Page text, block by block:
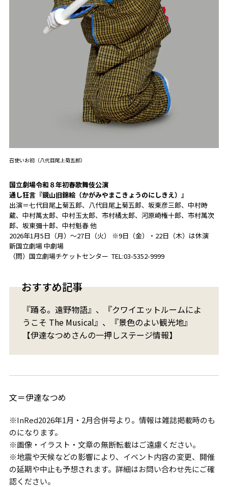
召使いお初（八代目尾上菊五郎）
国立劇場令和８年初春歌舞伎公演
通し狂言『鏡山旧錦絵（かがみやまこきょうのにしきえ）』
出演＝七代目尾上菊五郎、八代目尾上菊五郎、坂東彦三郎、中村時
蔵、中村萬太郎、中村玉太郎、 市村橘太郎、河原崎権十郎、市村萬次
郎、坂東彌十郎、中村魁春 他
2026年1月5日（月）～27日（火） ※9日（金）・22日（木）は休演
新国立劇場 中劇場
（問）国立劇場チケットセンター TEL:03-5352-9999
おすすめ記事
『踊る。遠野物語』、『クワイエットルームによ
うこそ The Musical』、『景⾊のよい観光地』
【伊達なつめさんの一押しステージ情報】
文＝伊達なつめ
※InRed2026年1月・2月合併号より。情報は雑誌掲載時のも
のになります。
※画像・イラスト・文章の無断転載はご遠慮ください。
※地震や天候などの影響により、イベント内容の変更、開催
の延期や中止も予想されます。詳細はお問い合わせ先にご確
認ください。